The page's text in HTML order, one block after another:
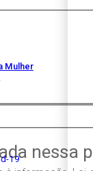
Mulher
19
nessa